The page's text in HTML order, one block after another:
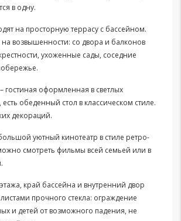
в одну.
на просторную террасу с бассейном.
возвышенности: со двора и балконов
ухоженные сады, соседние
гостиная оформленная в светлых
обеденный стол в классическом стиле.
декораций.
уютный кинотеатр в стиле ретро-
смотреть фильмы всей семьей или в
край бассейна и внутренний двор
прочного стекла: ограждение
и детей от возможного падения, не